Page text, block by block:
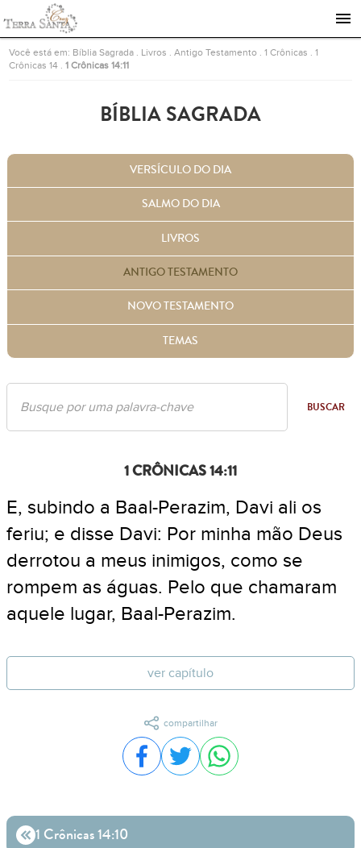
Ir para a página inicial
Você está em: Bíblia Sagrada Livros .Antigo Testamento .1 Crônicas .1
Crônicas 14 .1 Crônicas 14:11
BÍBLIA SAGRADA
VERSÍCULO DO DIA
SALMO DO DIA
LIVROS
ANTIGO TESTAMENTO
NOVO TESTAMENTO
TEMAS
BUSCAR
1 CRÔNICAS 14:11
E, subindo a Baal-Perazim, Davi ali os
feriu; e disse Davi: Por minha mão Deus
derrotou a meus inimigos, como se
rompem as águas. Pelo que chamaram
aquele lugar, Baal-Perazim.
ver capítulo
compartilhar
Compartilhar no Facebook
Compartilhar no Twitter
Compartilhar no
1 Crônicas 14:10